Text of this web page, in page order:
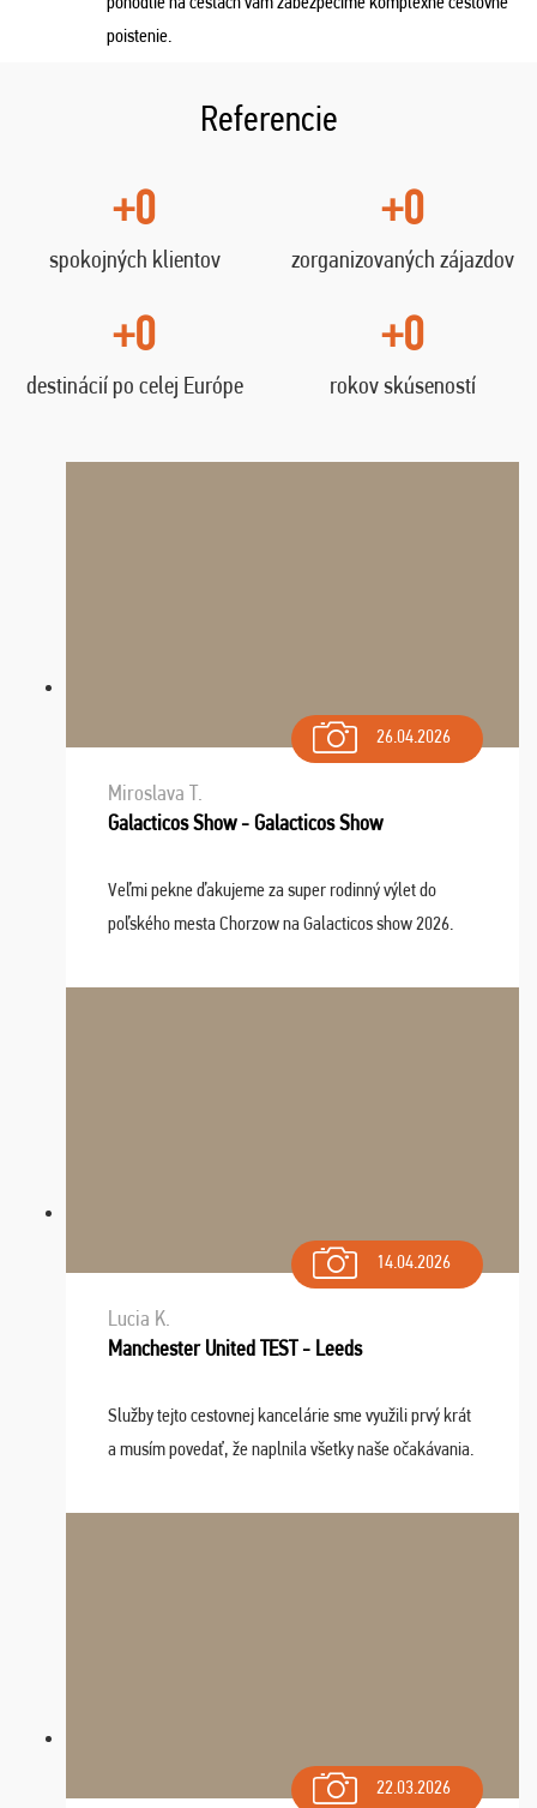
poistenie.
Referencie
+0
spokojných klientov
+0
zorganizovaných zájazdov
+0
destinácií po celej Európe
+0
rokov skúseností
26.04.2026
Miroslava T.
Galacticos Show - Galacticos Show
Veľmi pekne ďakujeme za super rodinný výlet do
poľského mesta Chorzow na Galacticos show 2026.
Navštívili sme aj zábavný park Legendia, previe ...
14.04.2026
Lucia K.
Manchester United TEST - Leeds
Služby tejto cestovnej kancelárie sme využili prvý krát
a musím povedať, že naplnila všetky naše očakávania.
dispozícii nonstop (milí, profesionálni ...
22.03.2026